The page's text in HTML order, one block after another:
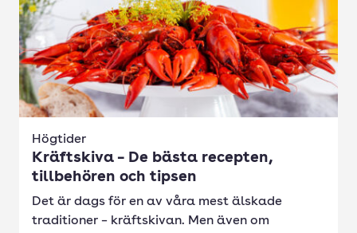
Högtider
Kräftskiva – De bästa recepten,
tillbehören och tipsen
Det är dags för en av våra mest älskade
traditioner – kräftskivan. Men även om